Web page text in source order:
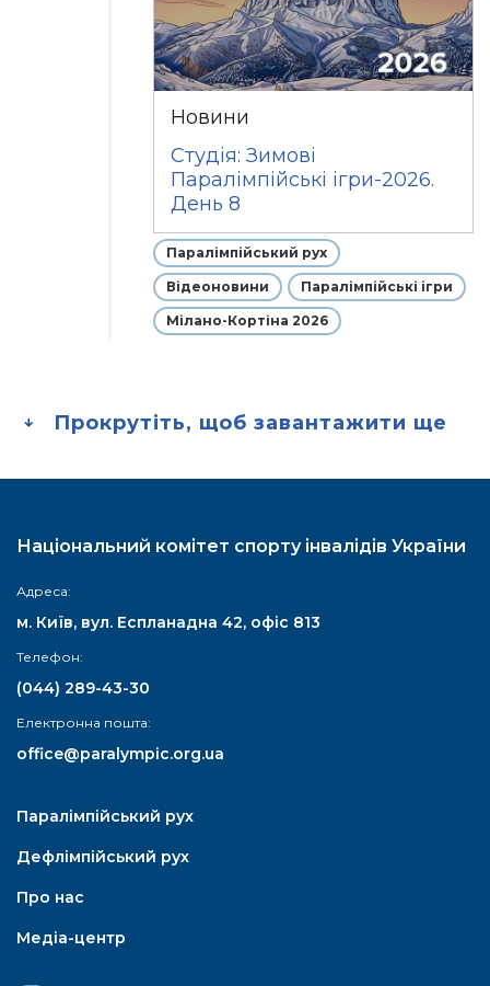
Новини
Студія: Зимові
Паралімпійські ігри-2026.
День 8
Паралімпійський рух
Відеоновини Паралімпійські ігри
Мілано-Кортіна 2026
Прокрутіть, щоб завантажити ще
Національний комітет спорту інвалідів України
Адреса:
м. Київ, вул. Еспланадна 42, офіс 813
Телефон:
(044) 289-43-30
Електронна пошта:
office@paralympic.org.ua
Паралімпійський рух
Дефлімпійський рух
Про нас
Медіа-центр